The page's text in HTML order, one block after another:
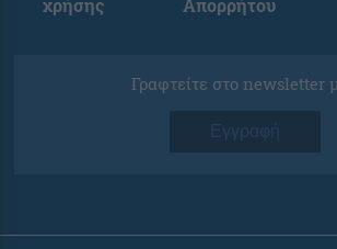
χρήσης
Απορρήτου
Γραφτείτε στο newsletter
Εγγραφή